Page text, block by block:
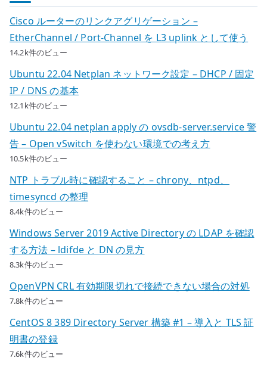
Cisco ルーターのリンクアグリゲーション –
EtherChannel / Port-Channel を L3 uplink として使う
14.2k件のビュー
Ubuntu 22.04 Netplan ネットワーク設定 – DHCP / 固定
IP / DNS の基本
12.1k件のビュー
Ubuntu 22.04 netplan apply の ovsdb-server.service 警
告 – Open vSwitch を使わない環境での考え方
10.5k件のビュー
NTP トラブル時に確認すること – chrony、ntpd、
timesyncd の整理
8.4k件のビュー
Windows Server 2019 Active Directory の LDAP を確認
する方法 – ldifde と DN の見方
8.3k件のビュー
OpenVPN CRL 有効期限切れで接続できない場合の対処
7.8k件のビュー
CentOS 8 389 Directory Server 構築 #1 – 導入と TLS 証
明書の登録
7.6k件のビュー